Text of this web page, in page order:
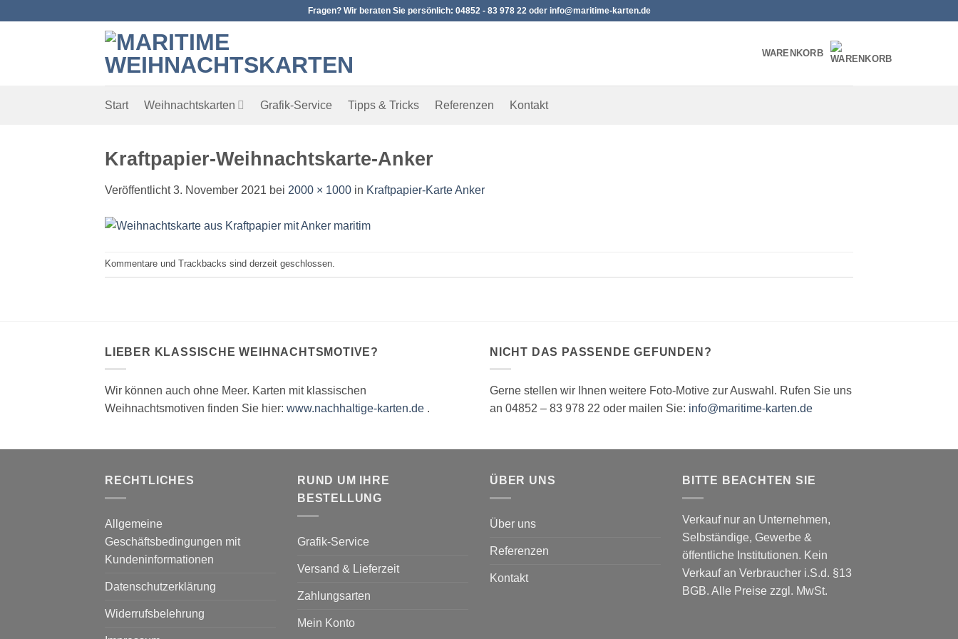
Fragen? Wir beraten Sie persönlich: 04852 - 83 978 22 oder info@maritime-karten.de
WARENKORB
Start Weihnachtskarten Grafik-Service Tipps & Tricks Referenzen Kontakt
Kraftpapier-Weihnachtskarte-Anker
Veröffentlicht3. November 2021 bei 2000 × 1000 in Kraftpapier-Karte Anker
Kommentare und Trackbacks sind derzeit geschlossen.
LIEBER KLASSISCHE WEIHNACHTSMOTIVE?
Wir können auch ohne Meer. Karten mit klassischen
Weihnachtsmotiven finden Sie hier: www.nachhaltige-karten.de .
NICHT DAS PASSENDE GEFUNDEN?
Gerne stellen wir Ihnen weitere Foto-Motive zur Auswahl. Rufen Sie uns
an 04852 – 83 978 22 oder mailen Sie: info@maritime-karten.de
RECHTLICHES
Allgemeine
Geschäftsbedingungen mit
Kundeninformationen
Datenschutzerklärung
Widerrufsbelehrung
RUND UM IHRE
BESTELLUNG
Grafik-Service
Versand & Lieferzeit
Zahlungsarten
Mein Konto
ÜBER UNS
Über uns
Referenzen
Kontakt
BITTE BEACHTEN SIE
Verkauf nur an Unternehmen,
Selbständige, Gewerbe &
öffentliche Institutionen. Kein
Verkauf an Verbraucher i.S.d. §13
BGB. Alle Preise zzgl. MwSt.